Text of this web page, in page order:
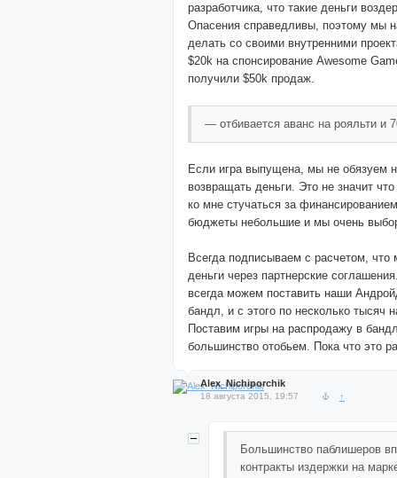
разработчика, что такие деньги
Опасения справедливы, поэтому мы
делать со своими внутренними
$20k на спонсирование Awesome
получили $50k продаж.
— отбивается аванс на рояльти и
Если игра выпущена, мы не обязуем
возвращать деньги. Это не значит
ко мне стучаться за
бюджеты небольшие и мы очень
Всегда подписываем с расчетом, что
деньги через партнерские
всегда можем поставить наши
бандл, и с этого по несколько тысяч
Поставим игры на распродажу в
большинство отобьем. Пока что это
Alex_Nichiporchik
18 августа 2015, 19:57 ↑
Большинство паблишеров
контракты издержки на